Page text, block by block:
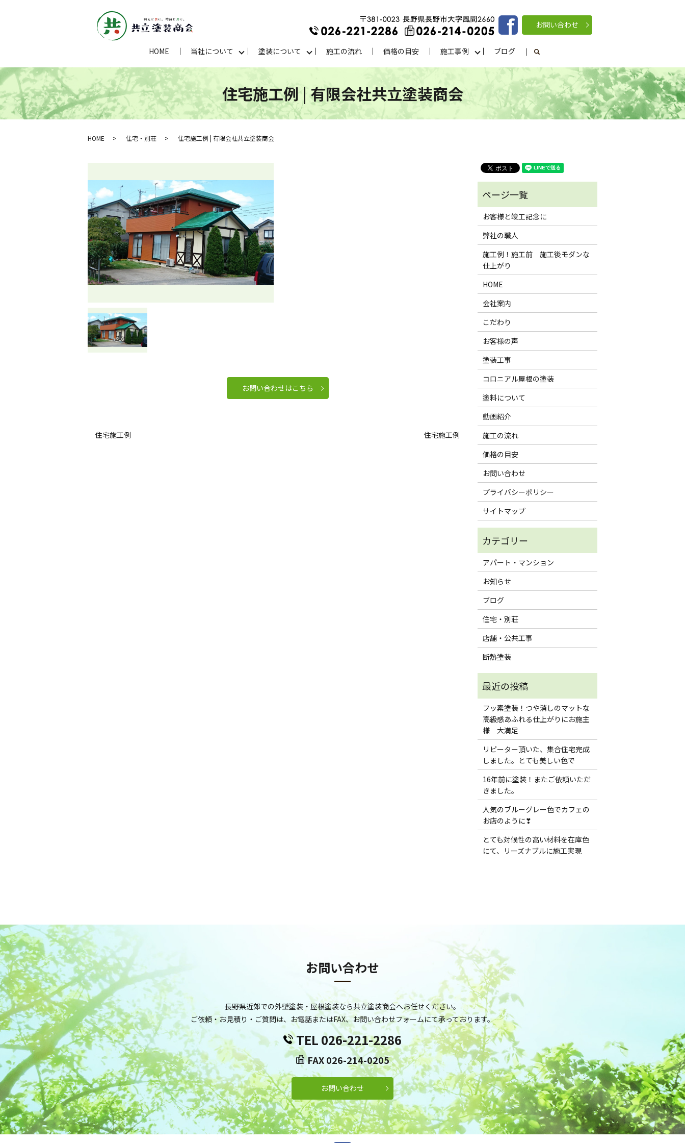
お問い合わせ
HOME 当社について 塗装について 施工の流れ 価格の目安 施工事例 ブログ search
住宅施工例 | 有限会社共立塗装商会
HOME 住宅・別荘 住宅施工例 | 有限会社共立塗装商会
お問い合わせはこちら
住宅施工例 住宅施工例
お客様と竣工記念に
弊社の職人
施工例！施工前 施工後モダンな
仕上がり
HOME
会社案内
こだわり
お客様の声
塗装工事
コロニアル屋根の塗装
塗料について
動画紹介
施工の流れ
価格の目安
お問い合わせ
プライバシーポリシー
サイトマップ
アパート・マンション
お知らせ
ブログ
住宅・別荘
店舗・公共工事
断熱塗装
フッ素塗装！つや消しのマットな
高級感あふれる仕上がりにお施主
様 大満足
リピーター頂いた、集合住宅完成
しました。とても美しい色で
16年前に塗装！またご依頼いただ
きました。
人気のブルーグレー色でカフェの
お店のように❣
とても対候性の高い材料を在庫色
にて、リーズナブルに施工実現
お問い合わせ
長野県近郊での外壁塗装・屋根塗装なら共立塗装商会へお任せください。
ご依頼・お見積り・ご質問は、お電話またはFAX、お問い合わせフォームにて承っております。
TEL 026-221-2286
FAX 026-214-0205
お問い合わせ